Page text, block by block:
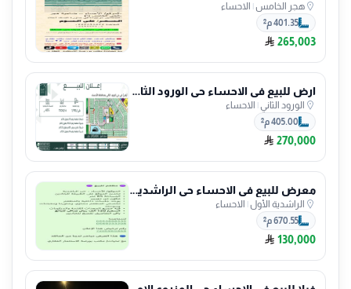
هجر الخامس| الاحساء
401.35 م²
265,003
ارض للبيع في الاحساء حي الورود الثاني
الورود الثاني| الاحساء
405.00 م²
270,000
معرض للبيع في الاحساء حي الراشدية الأول
الراشدية الأول| الاحساء
670.55 م²
130,000